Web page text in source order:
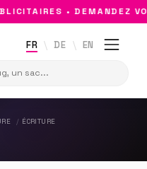
• DEMANDEZ
FR DE EN
ÉCRITURE